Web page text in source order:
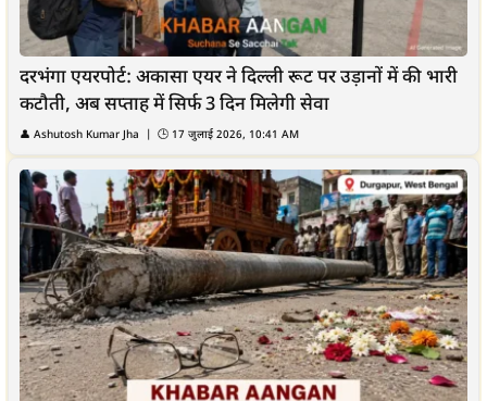
दरभंगा एयरपोर्ट: अकासा एयर ने दिल्ली रूट पर उड़ानों में की भारी
कटौती, अब सप्ताह में सिर्फ 3 दिन मिलेगी सेवा
👤 Ashutosh Kumar Jha | 🕒 17 जुलाई 2026, 10:41 AM